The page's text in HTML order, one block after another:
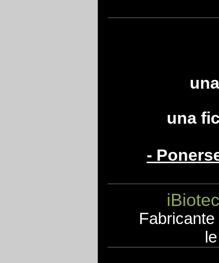
una
-
iBiotec
F